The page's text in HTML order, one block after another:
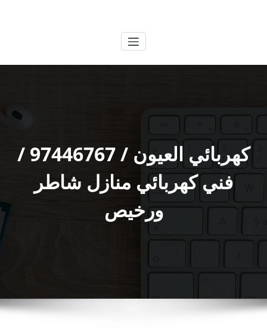
كهربائي العيون / 97446767 /
فني كهربائي منازل شاطر
ورخيص